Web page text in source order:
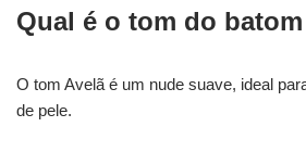
Qual é o tom do
O tom Avelã é um nude suave, ideal
de pele.